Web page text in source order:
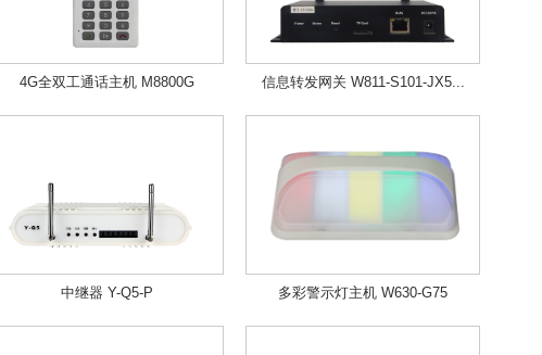
4G全双工通话主机 M8800G 信息转发网关 W811-S101-JX5...
中继器 Y-Q5-P 多彩警示灯主机 W630-G75